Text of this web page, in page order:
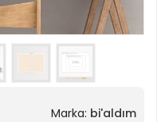
Marka: bi'aldım